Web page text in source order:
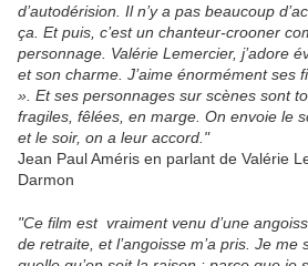
d’autodérision. Il n’y a pas beaucoup
ça. Et puis, c’est un chanteur-crooner
personnage. Valérie Lemercier, j’adore
et son charme. J’aime énormément ses
». Et ses personnages sur scènes sont
fragiles, fêlées, en marge. On envoie le
et le soir, on a leur accord."
Jean Paul Améris en parlant de Valérie
Darmon
"Ce film est vraiment venu d’une
de retraite, et l’angoisse m’a pris. Je me